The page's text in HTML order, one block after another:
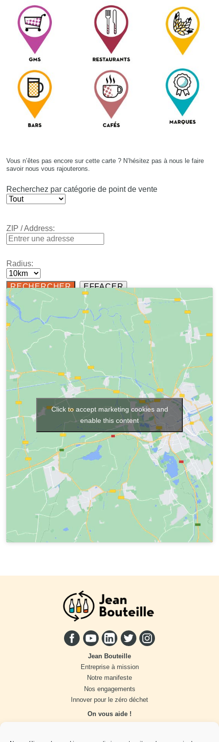
Vous n’êtes pas encore sur cette carte ? N’hésitez pas à nous le faire
savoir nous vous rajouterons.
Recherchez par catégorie de point de vente
ZIP / Address:
Radius:
Click to accept marketing cookies and
enable this content
Jean Bouteille
Entreprise à mission
Notre manifeste
Nos engagements
Innover pour le zéro déchet
On vous aide !